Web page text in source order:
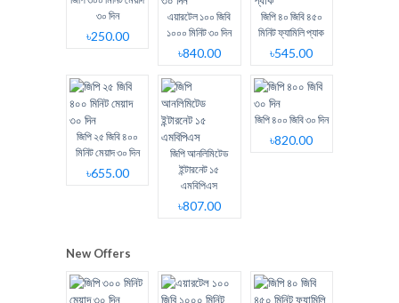
৩০ দিন
৳250.00
এয়ারটেল ১০০ জিবি
১০০০ মিনিট ৩০ দিন
৳840.00
জিপি ৪০ জিবি ৪৫০
মিনিট ফ্যামিলি প্যাক
৳545.00
জিপি ২৫ জিবি ৪০০
মিনিট মেয়াদ ৩০ দিন
৳655.00
জিপি আনলিমিটেড
ইন্টারনেট ১৫
এমবিপিএস
৳807.00
জিপি ৪০০ জিবি ৩০ দিন
৳820.00
New Offers